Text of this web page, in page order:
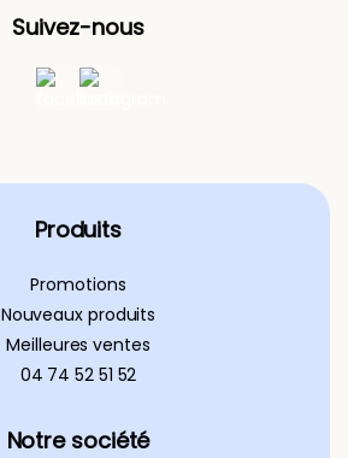
Suivez-nous
Produits
Promotions
Nouveaux produits
Meilleures ventes
04 74 52 51 52
Notre société